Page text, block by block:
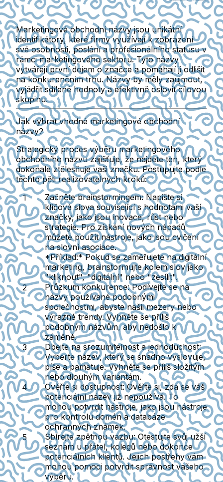
Marketingové obchodní názvy jsouunikátní
identifikátory, které firmy využívají k zobrazení
své osobnosti, poslání a profesionálního statusu v
rámci marketingového sektoru. Tyto názvy
vytvářejíprvní dojemo značce a pomáhají ji odlišit
na konkurenčním trhu. Názvy by měly zaujmout,
vyjádřit sdílené hodnoty a efektivně oslovit cílovou
skupinu.
Jak vybrat vhodné marketingové obchodní
názvy?
Strategický proces výběru marketingového
obchodního názvu zajišťuje, že najdete ten, který
dokonale ztělesňuje vaši značku. Postupujte podle
těchto pěti realizovatelných kroků:
Začněte brainstormingem:Napište si
klíčová slova související s hodnotami vaší
značky, jako jsou inovace, růst nebo
strategie. Pro získání nových nápadů
můžete použít nástroje, jako jsou cvičení
na slovní asociace.
*Příklad:* Pokud se zaměřujete na digitální
marketing, brainstormujte kolem slov jako
"kliknout", "digitální" nebo "zesílit".
Průzkum konkurence:Podívejte se na
názvy používané podobnými
společnostmi, abyste našli mezery nebo
výrazné trendy. Vyhněte se příliš
podobným názvům, aby nedošlo k
záměně.
Dbejte na srozumitelnost a jednoduchost:
Vyberte název, který se snadno vyslovuje,
píše a pamatuje. Vyhněte se příliš složitým
nebo dlouhým variantám.
Ověřte si dostupnost:Ověřte si, zda se váš
potenciální název již nepoužívá. To
mohou potvrdit nástroje, jako jsou nástroje
pro kontrolu domén a databáze
ochranných známek.
Sbírejte zpětnou vazbu:Otestujte svůj užší
seznam u přátel, kolegů nebo dokonce
potenciálních klientů. Jejich postřehy vám
mohou pomoci potvrdit správnost vašeho
výběru.